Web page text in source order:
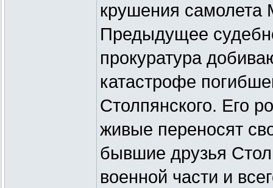
крушения самолета
Предыдущее
прокуратура
катастрофе
Столпянского. Его
живые переносят
бывшие друзья
военной части и